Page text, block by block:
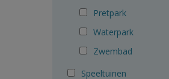
Pretpark
Waterpark
Zwembad
Speeltuinen